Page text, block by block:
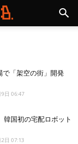
で「架空の街」開発
日 06:47
韓国初の宅配ロボット
日 07:13